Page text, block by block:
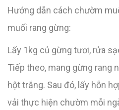
Hướng dẫn cách chườm
muối rang gừng:
Lấy 1kg củ gừng tươi, rửa
Tiếp theo, mang gừng rang
hột trắng. Sau đó, lấy hỗn
vải thực hiện chườm mỗi